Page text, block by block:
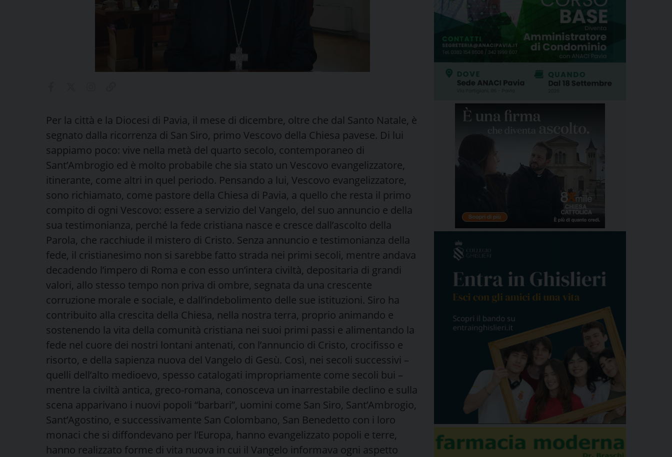
Per la città e la Diocesi di Pavia, il mese di dicembre, oltre che dal Santo Natale, è
segnato dalla ricorrenza di San Siro, primo Vescovo della Chiesa pavese. Di lui
sappiamo poco: vive nella metà del quarto secolo, contemporaneo di
Sant’Ambrogio ed è molto probabile che sia stato un Vescovo evangelizzatore,
itinerante, come altri in quel periodo. Pensando a lui, Vescovo evangelizzatore,
sono richiamato, come pastore della Chiesa di Pavia, a quello che resta il primo
compito di ogni Vescovo: essere a servizio del Vangelo, del suo annuncio e della
sua testimonianza, perché la fede cristiana nasce e cresce dall’ascolto della
Parola, che racchiude il mistero di Cristo. Senza annuncio e testimonianza della
fede, il cristianesimo non si sarebbe fatto strada nei primi secoli, mentre andava
decadendo l’impero di Roma e con esso un’intera civiltà, depositaria di grandi
valori, allo stesso tempo non priva di ombre, segnata da una crescente
corruzione morale e sociale, e dall’indebolimento delle sue istituzioni. Siro ha
contribuito alla crescita della Chiesa, nella nostra terra, proprio animando e
sostenendo la vita della comunità cristiana nei suoi primi passi e alimentando la
fede nel cuore dei nostri lontani antenati, con l’annuncio di Cristo, crocifisso e
risorto, e della sapienza nuova del Vangelo di Gesù. Così, nei secoli successivi –
quelli dell’alto medioevo, spesso catalogati impropriamente come secoli bui –
mentre la civiltà antica, greco-romana, conosceva un inarrestabile declino e sulla
scena apparivano i nuovi popoli “barbari”, uomini come San Siro, Sant’Ambrogio,
Sant’Agostino, e successivamente San Colombano, San Benedetto con i loro
monaci che si diffondevano per l’Europa, hanno evangelizzato popoli e terre,
hanno realizzato forme di vita nuova in cui il Vangelo informava ogni aspetto